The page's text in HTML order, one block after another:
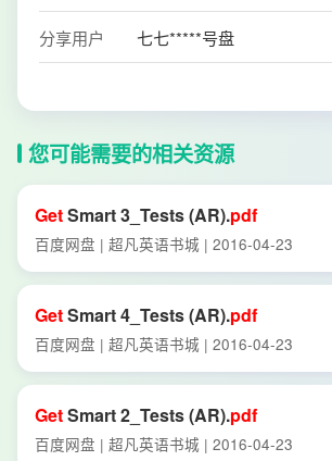
分享用户 七七*****号盘
您可能需要的相关资源
GetSmart 3_Tests (AR).pdf
百度网盘 | 超凡英语书城 | 2016-04-23
GetSmart 4_Tests (AR).pdf
百度网盘 | 超凡英语书城 | 2016-04-23
GetSmart 2_Tests (AR).pdf
百度网盘 | 超凡英语书城 | 2016-04-23